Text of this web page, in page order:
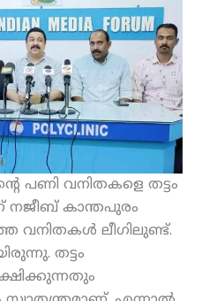
പണി വനിതകളെ തട്ടം
നജീബ് കാന്തപുരം
വനിതകള്‍ ലീഗിലുണ്ട്.
തട്ടം